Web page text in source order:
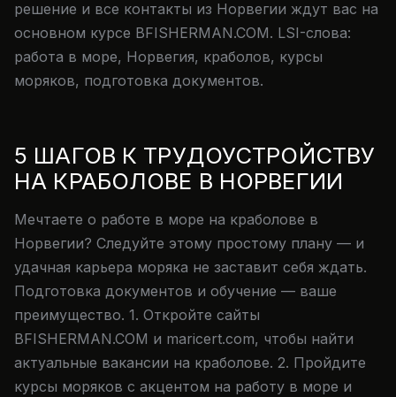
решение и все контакты из Норвегии ждут вас на
основном курсе BFISHERMAN.COM. LSI-слова:
работа в море, Норвегия, краболов, курсы
моряков, подготовка документов.
5 ШАГОВ К ТРУДОУСТРОЙСТВУ
НА КРАБОЛОВЕ В НОРВЕГИИ
Мечтаете о работе в море на краболове в
Норвегии? Следуйте этому простому плану — и
удачная карьера моряка не заставит себя ждать.
Подготовка документов и обучение — ваше
преимущество. 1. Откройте сайты
BFISHERMAN.COM и maricert.com, чтобы найти
актуальные вакансии на краболове. 2. Пройдите
курсы моряков с акцентом на работу в море и